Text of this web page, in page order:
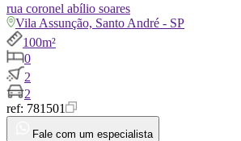
rua coronel abílio soares
Vila Assunção, Santo André - SP
100m²
0
2
2
ref: 781501
Fale com um especialista